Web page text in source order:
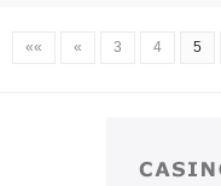
«« « 3 4 5